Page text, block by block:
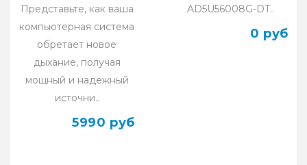
Представьте, как ваша
компьютерная система
обретает новое
дыхание, получая
мощный и надежный
источни..
5990 руб
AD5U56008G-DT..
0 руб